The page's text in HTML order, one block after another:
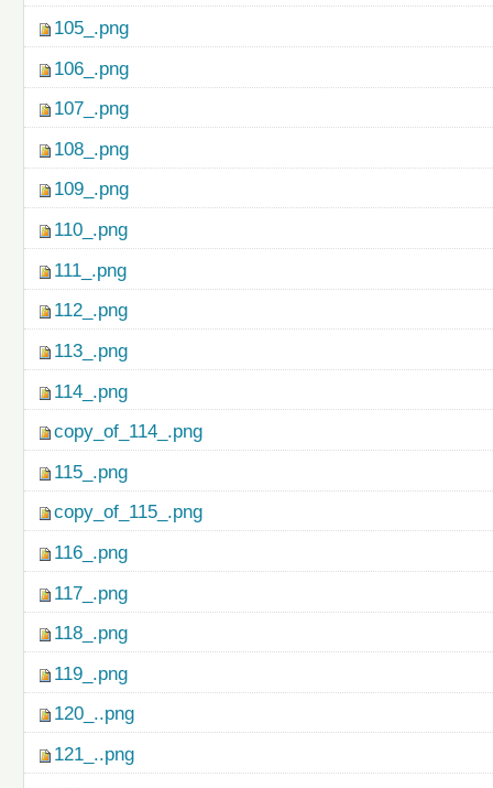
105_.png
106_.png
107_.png
108_.png
109_.png
110_.png
111_.png
112_.png
113_.png
114_.png
copy_of_114_.png
115_.png
copy_of_115_.png
116_.png
117_.png
118_.png
119_.png
120_..png
121_..png